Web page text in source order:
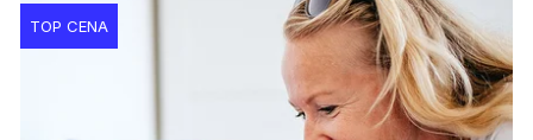
TOP CENA